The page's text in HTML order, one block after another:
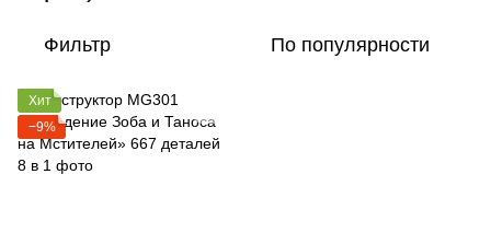
Фильтр По популярности
Хит
−9%